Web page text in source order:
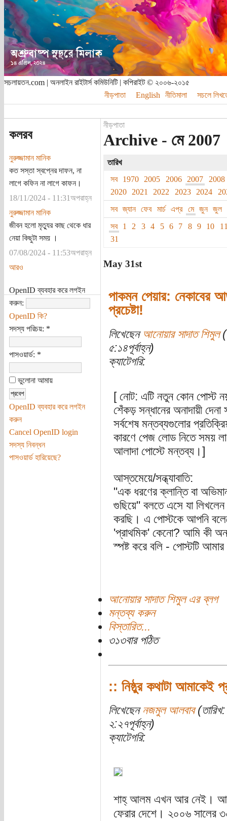
সচলায়তন.com | অনলাইন রাইটার্স কমিউনিটি | কপিরাইট © ২০০৬-২০১৫
নীড়পাতা
English নীতিমালা সচলে
কলরব
নুরুজ্জামান মানিক
কত সস্তা স্বপ্নের দাফন, না
লাগে কফিন না লাগে কাফন।
18/11/2024 - 11:31অপরাহ্ন
নুরুজ্জামান মানিক
জীবন হলো মৃত্যুর কাছ থেকে ধার
নেয়া কিছুটা সময় ।
07/08/2024 - 11:53অপরাহ্ন
আরও
OpenID ব্যবহার করে লগইন
করুন:
OpenID কি?
সদস্য পরিচয়: *
পাসওয়ার্ড: *
ভুলোনা আমায়
OpenID ব্যবহার করে লগইন
করুন
Cancel OpenID login
সদস্য নিবন্ধন
পাসওয়ার্ড হারিয়েছে?
নীড়পাতা
Archive - মে 2007
তারিখ
সব
1970 2005 2006 2007
2008
2020
2021 2022 2023 2024
সব
জ্যান ফেব মার্চ এপ্র মে জুন
জুল
সব
1 2 3 4 5 6 7 8 9 10
31
May 31st
পাকমন পেয়ার:
প্রচেষ্টা!
লিখেছেন আনোয়ার সাদাত শিমুল
৫:১৪পূর্বাহ্ন)
ক্যাটেগরি:
[ নোট: এটি নতুন কোন পোস্ট
শেঁকড় সন্ধানের অনাদায়ী দেনা
সর্বশেষ মন্তব্যগুলোর
কারণে পেজ লোড নিতে সময়
আলাদা পোস্টে মন্তব্য।]
আস্তমেয়ে/সন্ধ্যাবাতি:
"এক ধরণের ক্লান্তি বা
গুছিয়ে" বলতে এসে যা
করছি। এ পোস্টকে আপনি
'প্রাথমিক' কেনো? আমি কী
স্পষ্ট করে বলি - পোস্টটি
আনোয়ার সাদাত শিমুল এর ব্লগ
মন্তব্য করুন
বিস্তারিত...
৩১৩বার পঠিত
:: নিষ্ঠুর কথাটা আমাকেই
লিখেছেন নজমুল আলবাব
২:২৭পূর্বাহ্ন)
ক্যাটেগরি:
শাহ্ আলম এখন আর নেই।
ফেরার দেশে। ২০০৬ সালের